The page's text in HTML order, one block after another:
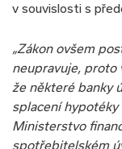
v souvislosti s
„Zákon ovšem
neupravuje, proto
že některé banky
splacení
Ministerstvo
spotřebitelském